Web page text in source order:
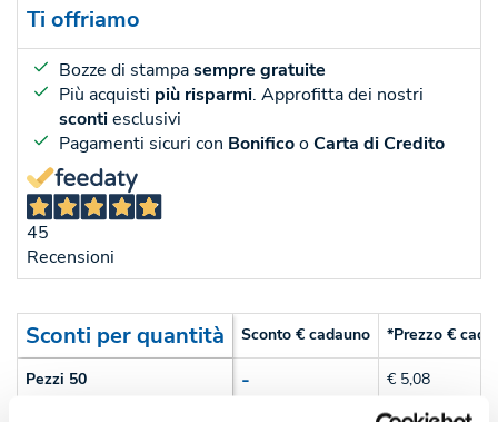
Ti offriamo
Bozze di stampasempre gratuite
Più acquisti più risparmi. Approfitta dei nostri
scontiesclusivi
Pagamenti sicuri con BonificooCarta di Credito
45
Recensioni
Sconti per quantità Sconto € cadauno *Prezzo €
Pezzi 50 - € 5,08